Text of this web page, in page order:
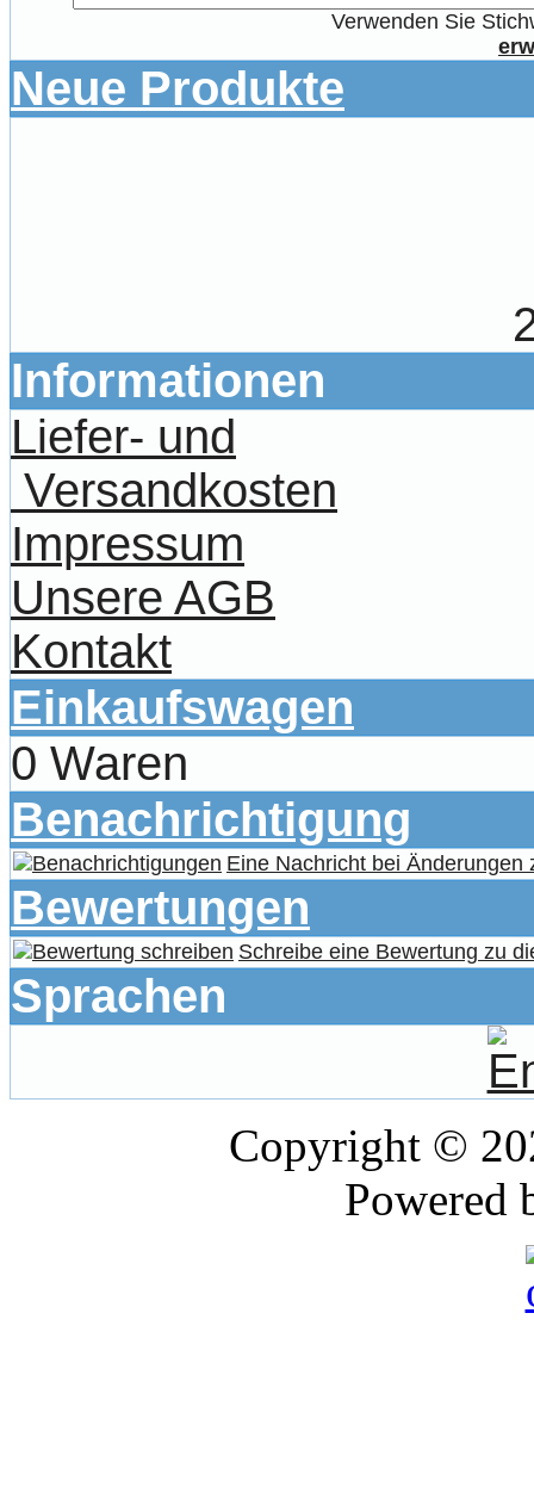
Verwenden Sie
Neue Produkte
Informationen
Liefer- und
Versandkosten
Impressum
Unsere AGB
Kontakt
Einkaufswagen
0 Waren
Benachrichtigung
Eine Nachricht bei Änderungen
Bewertungen
Schreibe eine Bewertung zu
Sprachen
Copyright ©
Powered